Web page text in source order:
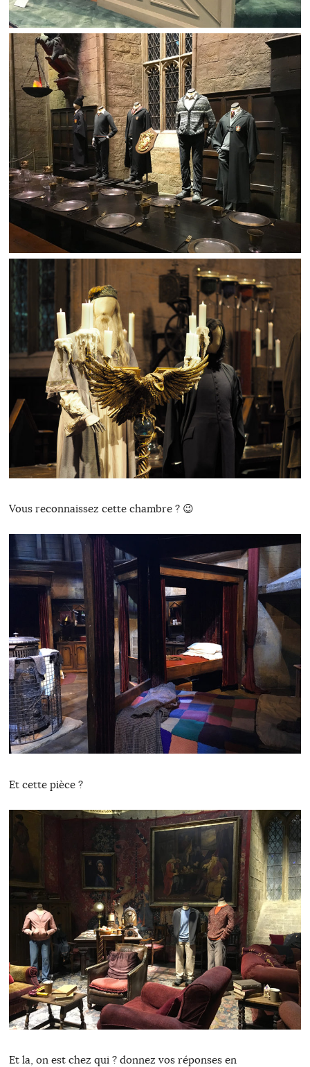
Vous reconnaissez cette chambre ? 😉
Et cette pièce ?
Et la, on est chez qui ? donnez vos réponses en